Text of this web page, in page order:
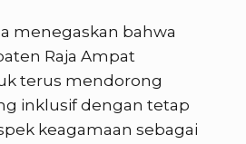
menegaskan bahwa
Raja Ampat
terus mendorong
inklusif dengan tetap
keagamaan sebagai